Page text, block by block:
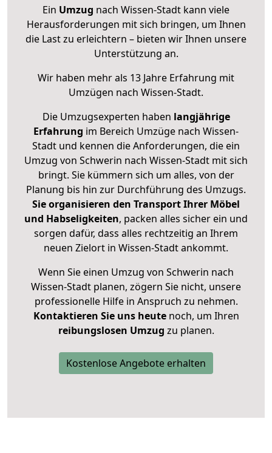
Ein Umzug nach Wissen-Stadt kann viele
Herausforderungen mit sich bringen, um Ihnen
die Last zu erleichtern – bieten wir Ihnen unsere
Unterstützung an.
Wir haben mehr als 13 Jahre Erfahrung mit
Umzügen nach Wissen-Stadt.
Die Umzugsexperten haben langjährige
Erfahrung im Bereich Umzüge nach Wissen-
Stadt und kennen die Anforderungen, die ein
Umzug von Schwerin nach Wissen-Stadt mit sich
bringt. Sie kümmern sich um alles, von der
Planung bis hin zur Durchführung des Umzugs.
Sie organisieren den Transport Ihrer Möbel
und Habseligkeiten, packen alles sicher ein und
sorgen dafür, dass alles rechtzeitig an Ihrem
neuen Zielort in Wissen-Stadt ankommt.
Wenn Sie einen Umzug von Schwerin nach
Wissen-Stadt planen, zögern Sie nicht, unsere
professionelle Hilfe in Anspruch zu nehmen.
Kontaktieren Sie uns heutenoch, um Ihren
reibungslosen Umzug zu planen.
Kostenlose Angebote erhalten